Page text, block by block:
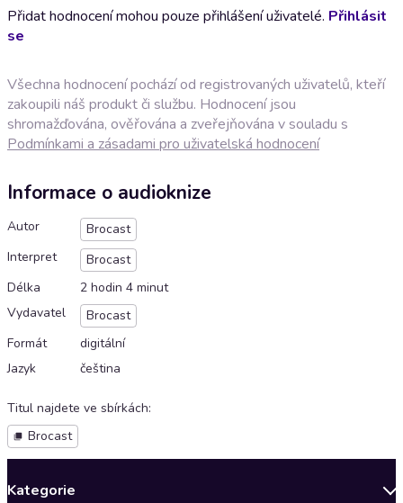
Přidat hodnocení mohou pouze přihlášení uživatelé. Přihlásit
se
Všechna hodnocení pochází od registrovaných uživatelů, kteří
zakoupili náš produkt či službu. Hodnocení jsou
shromažďována, ověřována a zveřejňována v souladu s
Podmínkami a zásadami pro uživatelská hodnocení
Informace o audioknize
Autor
Brocast
Interpret
Brocast
Délka
2 hodin 4 minut
Vydavatel
Brocast
Formát
digitální
Jazyk
čeština
Titul najdete ve sbírkách:
Brocast
Kategorie